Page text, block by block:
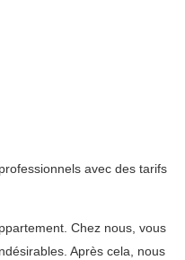
avec des tarifs
Chez nous, vous
Après cela, nous